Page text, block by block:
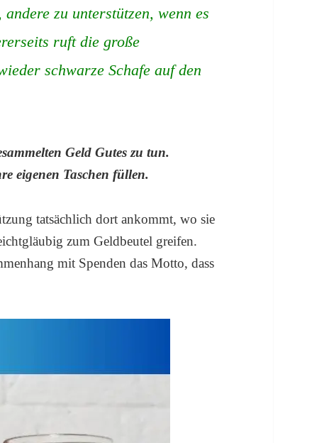
zu unterstützen, wenn es
ruft die große
schwarze Schafe auf den
Geld Gutes zu tun.
eigenen Taschen füllen.
tatsächlich dort ankommt, wo sie
zum Geldbeutel greifen.
mit Spenden das Motto, dass